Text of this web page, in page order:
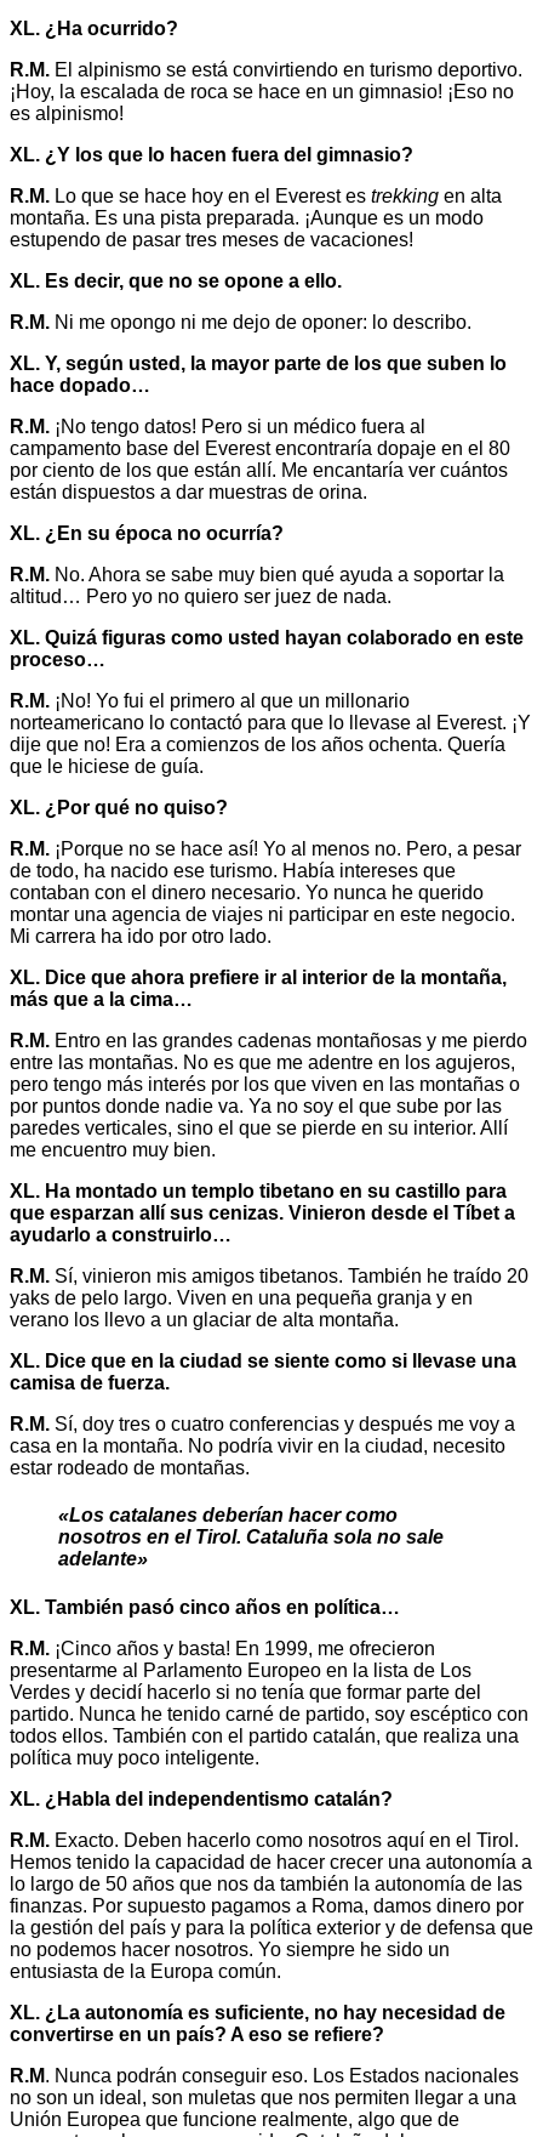
XL. ¿Ha ocurrido?
R.M. El alpinismo se está convirtiendo en turismo deportivo.
¡Hoy, la escalada de roca se hace en un gimnasio! ¡Eso no
es alpinismo!
XL. ¿Y los que lo hacen fuera del gimnasio?
R.M. Lo que se hace hoy en el Everest es trekking en alta
montaña. Es una pista preparada. ¡Aunque es un modo
estupendo de pasar tres meses de vacaciones!
XL. Es decir, que no se opone a ello.
R.M. Ni me opongo ni me dejo de oponer: lo describo.
XL. Y, según usted, la mayor parte de los que suben lo
hace dopado…
R.M. ¡No tengo datos! Pero si un médico fuera al
campamento base del Everest encontraría dopaje en el 80
por ciento de los que están allí. Me encantaría ver cuántos
están dispuestos a dar muestras de orina.
XL. ¿En su época no ocurría?
R.M. No. Ahora se sabe muy bien qué ayuda a soportar la
altitud… Pero yo no quiero ser juez de nada.
XL. Quizá figuras como usted hayan colaborado en este
proceso…
R.M. ¡No! Yo fui el primero al que un millonario
norteamericano lo contactó para que lo llevase al Everest. ¡Y
dije que no! Era a comienzos de los años ochenta. Quería
que le hiciese de guía.
XL. ¿Por qué no quiso?
R.M. ¡Porque no se hace así! Yo al menos no. Pero, a pesar
de todo, ha nacido ese turismo. Había intereses que
contaban con el dinero necesario. Yo nunca he querido
montar una agencia de viajes ni participar en este negocio.
Mi carrera ha ido por otro lado.
XL. Dice que ahora prefiere ir al interior de la montaña,
más que a la cima…
R.M. Entro en las grandes cadenas montañosas y me pierdo
entre las montañas. No es que me adentre en los agujeros,
pero tengo más interés por los que viven en las montañas o
por puntos donde nadie va. Ya no soy el que sube por las
paredes verticales, sino el que se pierde en su interior. Allí
me encuentro muy bien.
XL. Ha montado un templo tibetano en su castillo para
que esparzan allí sus cenizas. Vinieron desde el Tíbet a
ayudarlo a construirlo…
R.M. Sí, vinieron mis amigos tibetanos. También he traído 20
yaks de pelo largo. Viven en una pequeña granja y en
verano los llevo a un glaciar de alta montaña.
XL. Dice que en la ciudad se siente como si llevase una
camisa de fuerza.
R.M. Sí, doy tres o cuatro conferencias y después me voy a
casa en la montaña. No podría vivir en la ciudad, necesito
estar rodeado de montañas.
«Los catalanes deberían hacer como
nosotros en el Tirol. Cataluña sola no sale
adelante»
XL. También pasó cinco años en política…
R.M. ¡Cinco años y basta! En 1999, me ofrecieron
presentarme al Parlamento Europeo en la lista de Los
Verdes y decidí hacerlo si no tenía que formar parte del
partido. Nunca he tenido carné de partido, soy escéptico con
todos ellos. También con el partido catalán, que realiza una
política muy poco inteligente.
XL. ¿Habla del independentismo catalán?
R.M. Exacto. Deben hacerlo como nosotros aquí en el Tirol.
Hemos tenido la capacidad de hacer crecer una autonomía a
lo largo de 50 años que nos da también la autonomía de las
finanzas. Por supuesto pagamos a Roma, damos dinero por
la gestión del país y para la política exterior y de defensa que
no podemos hacer nosotros. Yo siempre he sido un
entusiasta de la Europa común.
XL. ¿La autonomía es suficiente, no hay necesidad de
convertirse en un país? A eso se refiere?
R.M. Nunca podrán conseguir eso. Los Estados nacionales
no son un ideal, son muletas que nos permiten llegar a una
Unión Europea que funcione realmente, algo que de